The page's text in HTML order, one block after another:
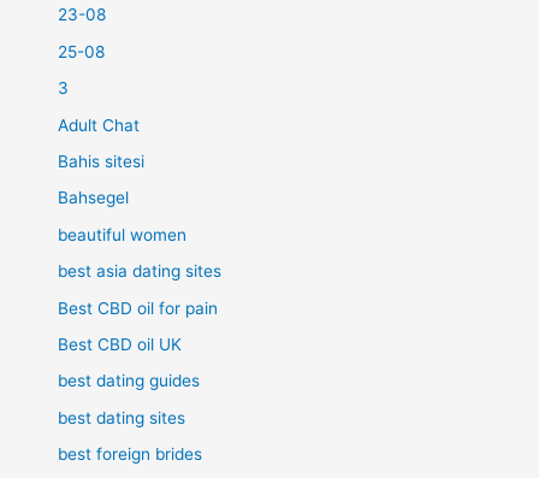
23-08
25-08
3
Adult Chat
Bahis sitesi
Bahsegel
beautiful women
best asia dating sites
Best CBD oil for pain
Best CBD oil UK
best dating guides
best dating sites
best foreign brides